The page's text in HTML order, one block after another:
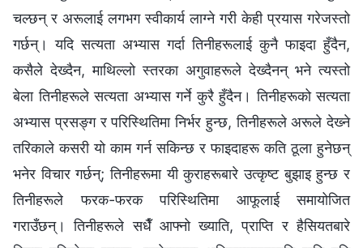
चल्छन् र अरूलाई लगभग स्वीकार्य लाग्‍ने गरी केही प्रयास गरेजस्तो
गर्छन्। यदि सत्यता अभ्यास गर्दा तिनीहरूलाई कुनै फाइदा हुँदैन,
कसैले देख्दैन, माथिल्‍लो स्तरका अगुवाहरूले देख्दैनन् भने त्यस्तो
बेला तिनीहरूले सत्यता अभ्यास गर्ने कुरै हुँदैन। तिनीहरूको सत्यता
अभ्यास प्रसङ्ग र परिस्थितिमा निर्भर हुन्छ, तिनीहरूले अरूले देख्‍ने
तरिकाले कसरी यो काम गर्न सकिन्छ र फाइदाहरू कति ठूला हुनेछन्
भनेर विचार गर्छन्; तिनीहरूमा यी कुराहरूबारे उत्कृष्ट बुझाइ हुन्छ र
तिनीहरूले फरक-फरक परिस्थितिमा आफूलाई समायोजित
गराउँछन्। तिनीहरूले सधैँ आफ्नो ख्याति, प्राप्ति र हैसियतबारे